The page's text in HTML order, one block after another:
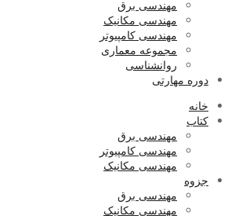
مهندسی برق
مهندسی مکانیک
مهندسی کامپیوتر
مجموعه معماری
روانشناسی
دوره مهارتی
خانه
کتاب
مهندسی برق
مهندسی کامپیوتر
مهندسی مکانیک
جزوه
مهندسی برق
مهندسی مکانیک